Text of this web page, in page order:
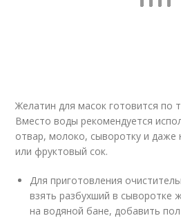
Желатин для масок готовится по
Вместо воды рекомендуется
отвар, молоко, сыворотку и
или фруктовый сок.
Для приготовления
взять разбухший в сыворотке
на водяной бане, добавить